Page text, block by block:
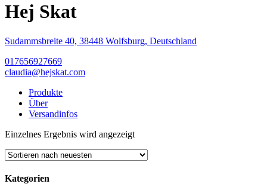
Hej Skat
Sudammsbreite 40, 38448 Wolfsburg, Deutschland
017656927669
claudia@hejskat.com
Produkte
Über
Versandinfos
Einzelnes Ergebnis wird angezeigt
Kategorien